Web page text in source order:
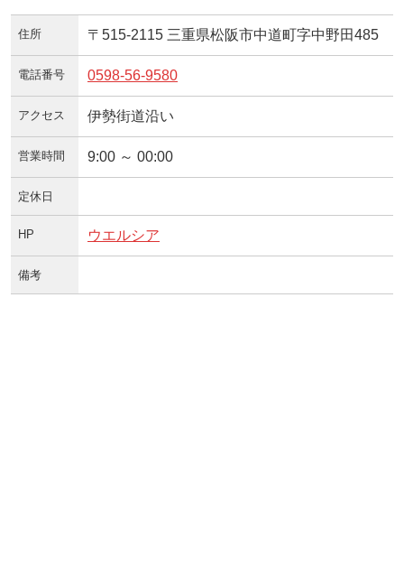
住所 〒515-2115 三重県松阪市中道町字中野田485
電話番号 0598-56-9580
アクセス 伊勢街道沿い
営業時間 9:00 ～ 00:00
定休日
HP ウエルシア
備考